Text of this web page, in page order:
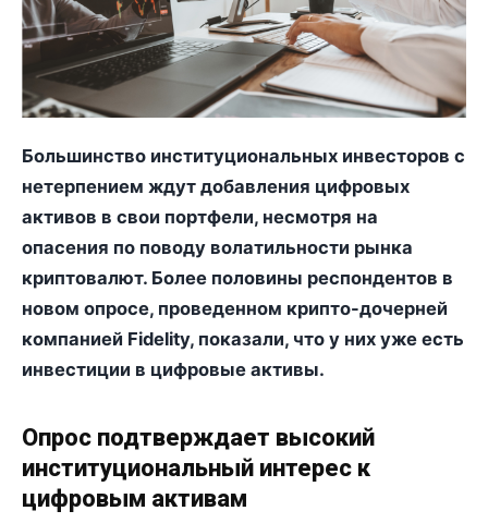
Большинство институциональных инвесторов с
нетерпением ждут добавления цифровых
активов в свои портфели, несмотря на
опасения по поводу волатильности рынка
криптовалют. Более половины респондентов в
новом опросе, проведенном крипто-дочерней
компанией Fidelity, показали, что у них уже есть
инвестиции в цифровые активы.
Опрос подтверждает высокий
институциональный интерес к
цифровым активам